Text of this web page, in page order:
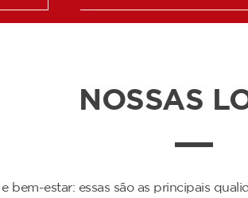
NOSSAS
bem-estar: essas são as principais